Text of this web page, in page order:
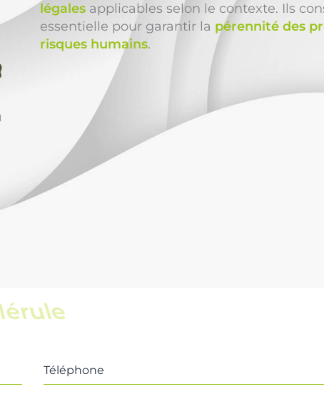
légales applicables selon le contexte. Ils
essentielle pour garantir la pérennité des
risques humains.
Téléphone